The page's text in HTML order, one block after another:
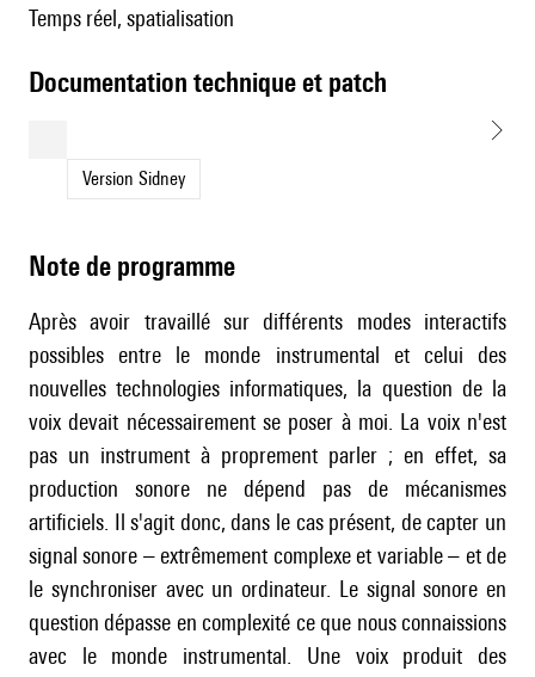
temps réel, spatialisation
documentation technique et patch
Version Sidney
Note de programme
Après avoir travaillé sur différents modes interactifs
possibles entre le monde instrumental et celui des
nouvelles technologies informatiques, la question de la
voix devait nécessairement se poser à moi. La voix n'est
pas un instrument à proprement parler ; en effet, sa
production sonore ne dépend pas de mécanismes
artificiels. Il s'agit donc, dans le cas présent, de capter un
signal sonore – extrêmement complexe et variable – et de
le synchroniser avec un ordinateur. Le signal sonore en
question dépasse en complexité ce que nous connaissions
avec le monde instrumental. Une voix produit des